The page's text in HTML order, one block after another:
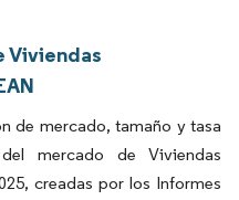
Viviendas
de mercado, tamaño y tasa
mercado de Viviendas
creadas por los Informes